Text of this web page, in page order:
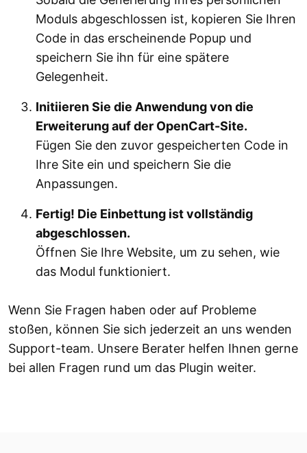
Moduls abgeschlossen ist, kopieren Sie Ihren
Code in das erscheinende Popup und
speichern Sie ihn für eine spätere
Gelegenheit.
Initiieren Sie die Anwendung von die
Erweiterung auf der OpenCart-Site.
Fügen Sie den zuvor gespeicherten Code in
Ihre Site ein und speichern Sie die
Anpassungen.
Fertig! Die Einbettung ist vollständig
abgeschlossen.
Öffnen Sie Ihre Website, um zu sehen, wie
das Modul funktioniert.
Wenn Sie Fragen haben oder auf Probleme
stoßen, können Sie sich jederzeit an uns wenden
Support-team. Unsere Berater helfen Ihnen gerne
bei allen Fragen rund um das Plugin weiter.